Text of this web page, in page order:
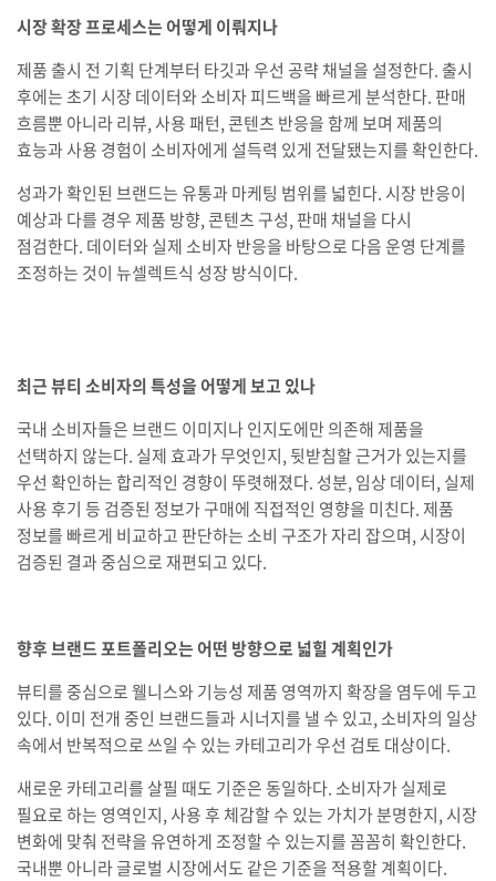
시장 확장 프로세스는 어떻게 이뤄지나
제품 출시 전 기획 단계부터 타깃과 우선 공략 채널을 설정한다. 출시
후에는 초기 시장 데이터와 소비자 피드백을 빠르게 분석한다. 판매
흐름뿐 아니라 리뷰, 사용 패턴, 콘텐츠 반응을 함께 보며 제품의
효능과 사용 경험이 소비자에게 설득력 있게 전달됐는지를 확인한다.
성과가 확인된 브랜드는 유통과 마케팅 범위를 넓힌다. 시장 반응이
예상과 다를 경우 제품 방향, 콘텐츠 구성, 판매 채널을 다시
점검한다. 데이터와 실제 소비자 반응을 바탕으로 다음 운영 단계를
조정하는 것이 뉴셀렉트식 성장 방식이다.
최근 뷰티 소비자의 특성을 어떻게 보고 있나
국내 소비자들은 브랜드 이미지나 인지도에만 의존해 제품을
선택하지 않는다. 실제 효과가 무엇인지, 뒷받침할 근거가 있는지를
우선 확인하는 합리적인 경향이 뚜렷해졌다. 성분, 임상 데이터, 실제
사용 후기 등 검증된 정보가 구매에 직접적인 영향을 미친다. 제품
정보를 빠르게 비교하고 판단하는 소비 구조가 자리 잡으며, 시장이
검증된 결과 중심으로 재편되고 있다.
향후 브랜드 포트폴리오는 어떤 방향으로 넓힐 계획인가
뷰티를 중심으로 웰니스와 기능성 제품 영역까지 확장을 염두에 두고
있다. 이미 전개 중인 브랜드들과 시너지를 낼 수 있고, 소비자의 일상
속에서 반복적으로 쓰일 수 있는 카테고리가 우선 검토 대상이다.
새로운 카테고리를 살필 때도 기준은 동일하다. 소비자가 실제로
필요로 하는 영역인지, 사용 후 체감할 수 있는 가치가 분명한지, 시장
변화에 맞춰 전략을 유연하게 조정할 수 있는지를 꼼꼼히 확인한다.
국내뿐 아니라 글로벌 시장에서도 같은 기준을 적용할 계획이다.